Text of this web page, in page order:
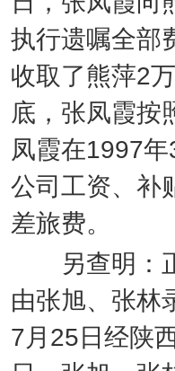
执行遗嘱全部
收取了熊萍2
底，张凤霞按
凤霞在1997年
公司工资、补
差旅费。
另查明：正
由张旭、张林
7月 25 日经陕